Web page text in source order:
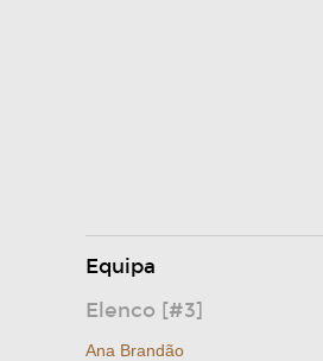
Equipa
Elenco [#3]
Ana Brandão